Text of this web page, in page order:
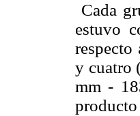
Cada
estuvo
respecto
y cuatro
mm -